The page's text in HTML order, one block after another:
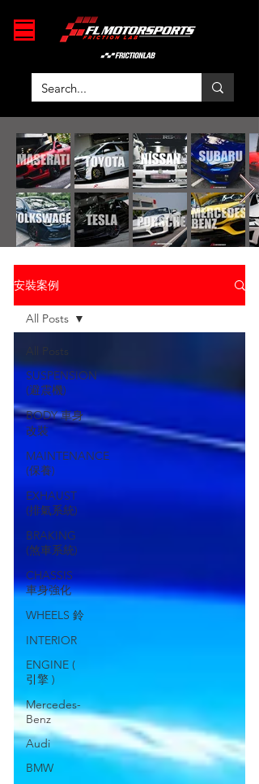
安裝案例
All Posts
SUSPENSION
(避震機)
BODY 車身
改裝
MAINTENANCE
(保養)
EXHAUST
(排氣系統)
BRAKING
(煞車系統)
CHASSIS
車身強化
WHEELS 鈴
INTERIOR
ENGINE (
引擎 )
Mercedes-
Benz
Audi
BMW
All Posts